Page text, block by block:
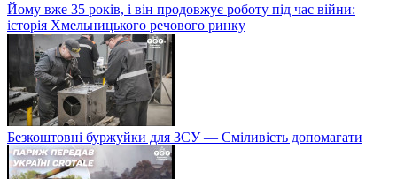
Йому вже 35 років, і він продовжує роботу під час війни:
історія Хмельницького речового ринку
Безкоштовні буржуйки для ЗСУ — Сміливість допомагати